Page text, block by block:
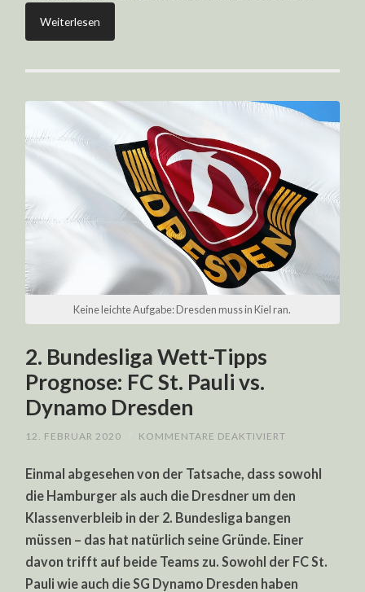
Weiterlesen
Keine leichte Aufgabe: Dresden muss in Kiel ran.
2. Bundesliga Wett-Tipps
Prognose: FC St. Pauli vs.
Dynamo Dresden
12. FEBRUAR 2020 KOMMENTARE DEAKTIVIERT
WETT-
PROGNOSE:
ST.
VS.
DYNAMO
DRESDEN
Einmal abgesehen von der Tatsache, dass sowohl
die Hamburger als auch die Dresdner um den
Klassenverbleib in der 2. Bundesliga bangen
müssen – das hat natürlich seine Gründe. Einer
davon trifft auf beide Teams zu. Sowohl der FC St.
Pauli wie auch die SG Dynamo Dresden haben